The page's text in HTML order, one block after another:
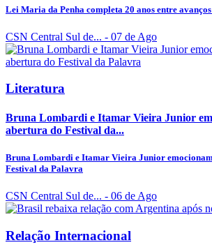
Lei Maria da Penha completa 20 anos entre avanços
CSN Central Sul de... - 07 de Ago
Literatura
Bruna Lombardi e Itamar Vieira Junior
abertura do Festival da...
Bruna Lombardi e Itamar Vieira Junior
Festival da Palavra
CSN Central Sul de... - 06 de Ago
Relação Internacional